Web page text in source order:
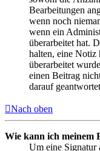
Bearbeitungen
wenn noch
wenn ein
überarbeitet hat.
halten, eine Notiz
überarbeitet
einen Beitrag
darauf
Nach oben
Wie kann ich meinem
Um eine Signatur